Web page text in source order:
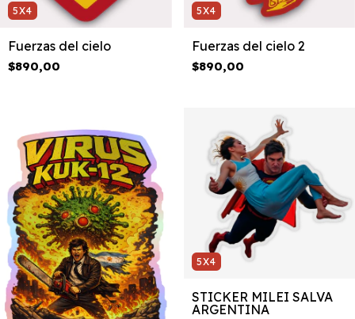
5X4
Fuerzas del cielo
$890,00
5X4
Fuerzas del cielo 2
$890,00
5X4
STICKER MILEI SALVA
ARGENTINA